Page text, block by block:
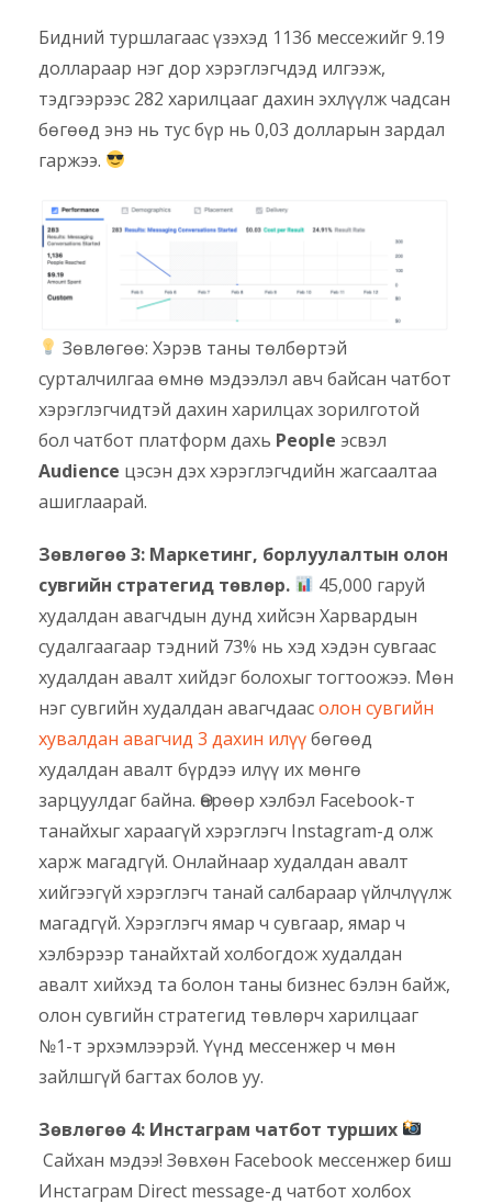
Бидний туршлагаас үзэхэд 1136 мессежийг 9.19
доллараар нэг дор хэрэглэгчдэд илгээж,
тэдгээрээс 282 харилцааг дахин эхлүүлж чадсан
бөгөөд энэ нь тус бүр нь 0,03 долларын зардал
гаржээ.
Зөвлөгөө: Хэрэв таны төлбөртэй
сурталчилгаа өмнө мэдээлэл авч байсан чатбот
хэрэглэгчидтэй дахин харилцах зорилготой
бол чатбот платформ дахь People эсвэл
Audience цэсэн дэх хэрэглэгчдийн жагсаалтаа
ашиглаарай.
Зөвлөгөө 3: Маркетинг, борлуулалтын олон
сувгийн стратегид төвлөр.
45,000 гаруй
худалдан авагчдын дунд хийсэн Харвардын
судалгаагаар тэдний 73% нь хэд хэдэн сувгаас
худалдан авалт хийдэг болохыг тогтоожээ. Мөн
нэг сувгийн худалдан авагчдаасолон сувгийн
хувалдан авагчид 3 дахин илүүбөгөөд
худалдан авалт бүрдээ илүү их мөнгө
зарцуулдаг байна. Өөрөөр хэлбэл Facebook-т
танайхыг хараагүй хэрэглэгч Instagram-д олж
харж магадгүй. Онлайнаар худалдан авалт
хийгээгүй хэрэглэгч танай салбараар үйлчлүүлж
магадгүй. Хэрэглэгч ямар ч сувгаар, ямар ч
хэлбэрээр танайхтай холбогдож худалдан
авалт хийхэд та болон таны бизнес бэлэн байж,
олон сувгийн стратегид төвлөрч харилцааг
№1-т эрхэмлээрэй. Үүнд мессенжер ч мөн
зайлшгүй багтах болов уу.
Зөвлөгөө 4: Инстаграм чатбот турших
Сайхан мэдээ! Зөвхөн Facebook мессенжер биш
Инстаграм Direct message-д чатбот холбох